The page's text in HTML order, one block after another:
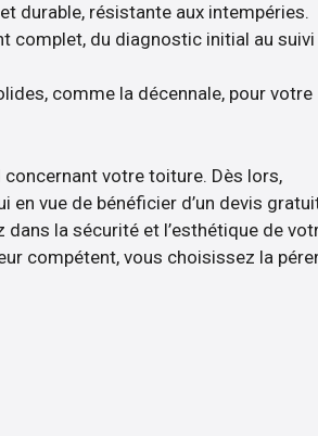
durable, résistante aux intempéries.
complet, du diagnostic initial au suivi
comme la décennale, pour votre
votre toiture. Dès lors,
en vue de bénéficier d’un devis
la sécurité et l’esthétique de
compétent, vous choisissez la